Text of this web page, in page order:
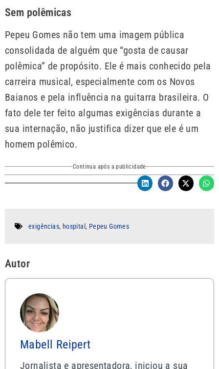
Sem polêmicas
Pepeu Gomes não tem uma imagem pública
consolidada de alguém que “gosta de causar
polêmica” de propósito. Ele é mais conhecido pela
carreira musical, especialmente com os Novos
Baianos e pela influência na guitarra brasileira. O
fato dele ter feito algumas exigências durante a
sua internação, não justifica dizer que ele é um
homem polêmico.
Continua após a publicidade
exigências, hospital , Pepeu Gomes
Autor
Mabell Reipert
Jornalista e apresentadora, iniciou a sua